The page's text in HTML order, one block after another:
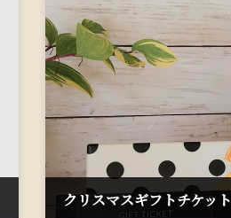
クリスマスギフトチケット